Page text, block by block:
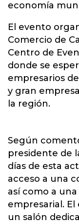
economía
El evento
Comercio de
Centro de
donde se
empresarios
y gran
la región.
Según
presidente de
días de esta
acceso a una
así como a
empresarial.
un salón